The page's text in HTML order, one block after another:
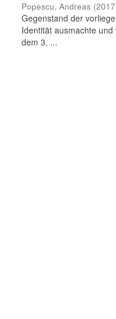
Popescu, Andreas (
Gegenstand der
Identität ausmachte
dem 3. ...